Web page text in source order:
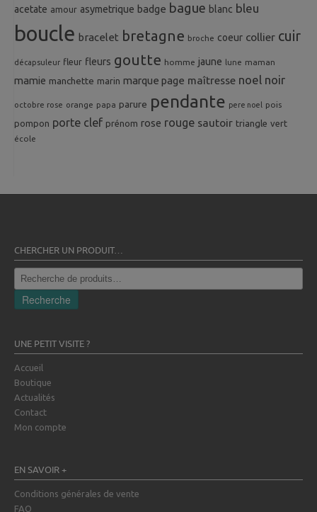
acetate amour asymetrique badge bague blanc bleu
boucle bracelet bretagne broche coeur collier cuir
décapsuleur fleur fleurs goutte homme jaune lune maman
mamie manchette marin marque page maîtresse noel noir
octobre rose orange papa parure pendante pere noel pois
pompon porte clef prénom rose rouge sautoir triangle vert
école
CHERCHER UN PRODUIT…
Recherche
pour :
Recherche
UNE PETIT VISITE ?
Accueil
Boutique
Actualités
Contact
Mon compte
EN SAVOIR +
Conditions générales de vente
FAQ